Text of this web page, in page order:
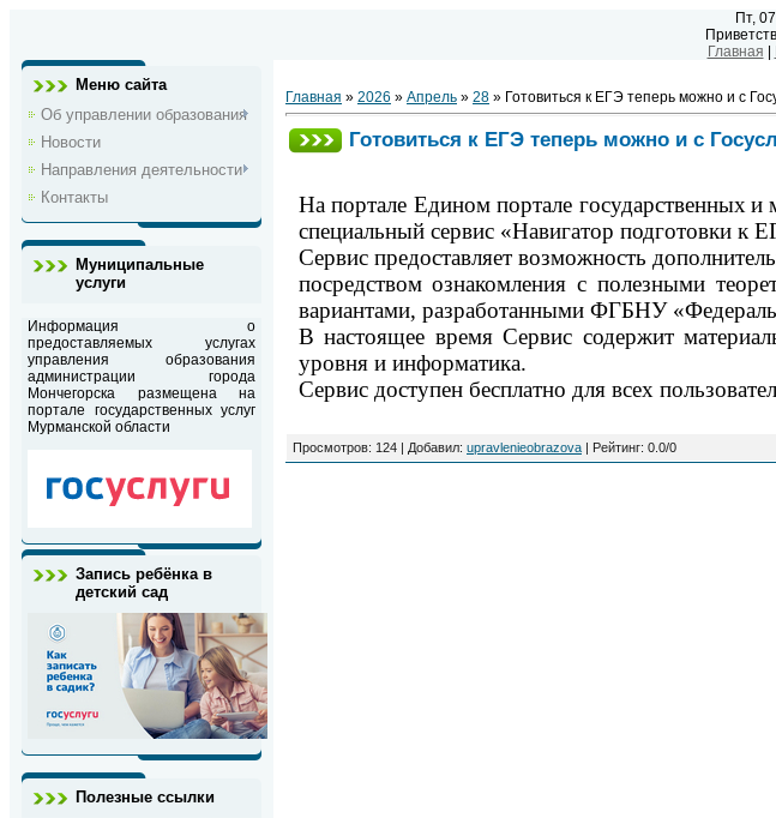
Пт,
Главная
Меню сайта
Об управлении образования
Новости
Направления деятельности
Контакты
Муниципальные
услуги
Информация о
предоставляемых услугах
управления образования
администрации города
Мончегорска размещена на
портале государственных услуг
Мурманской области
Запись ребёнка в
детский сад
Полезные ссылки
Главная » 2026 » Апрель » 28 » Готовиться к ЕГЭ теперь можно и с
Готовиться к ЕГЭ теперь можно и с
На портале Едином портале государственных и
специальный сервис «Навигатор подготовки к
Сервис предоставляет возможность
посредством ознакомления с полезными
вариантами, разработанными ФГБНУ
В настоящее время Сервис содержит
уровня и информатика.
Сервис доступен бесплатно для всех
Просмотров: 124 | Добавил: upravlenieobrazova Рейтинг: 0.0/0